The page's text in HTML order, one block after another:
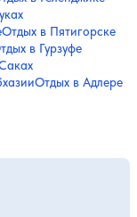
Отдых в Пятигорске
в Гурзуфе
Отдых в Адлере